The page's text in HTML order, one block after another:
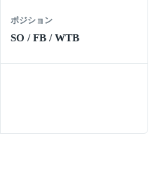
ポジション
SO / FB / WTB